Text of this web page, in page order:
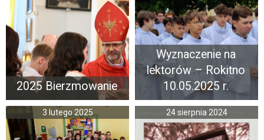
2025 Bierzmowanie
Wyznaczenie na
lektorów – Rokitno
10.05.2025 r.
3 lutego 2025 24 sierpnia 2024